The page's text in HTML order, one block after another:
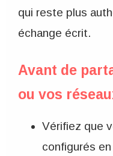
qui reste plus
échange écrit.
Avant de
ou vos
Vérifiez que
configurés